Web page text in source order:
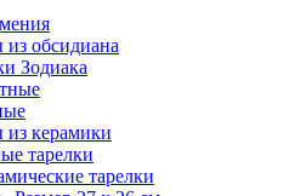
обсидиана
Зодиака
керамики
тарелки
тарелки